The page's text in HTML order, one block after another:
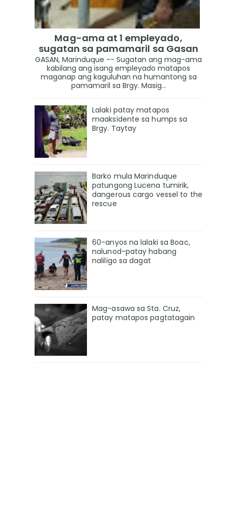
Mag-ama at 1 empleyado,
sugatan sa pamamaril sa Gasan
GASAN, Marinduque -- Sugatan ang mag-ama
kabilang ang isang empleyado matapos
maganap ang kaguluhan na humantong sa
pamamaril sa Brgy. Masig...
Lalaki patay matapos
maaksidente sa humps sa
Brgy. Taytay
Barko mula Marinduque
patungong Lucena tumirik,
dangerous cargo vessel to the
rescue
60-anyos na lalaki sa Boac,
nalunod-patay habang
naliligo sa dagat
Mag-asawa sa Sta. Cruz,
patay matapos pagtatagain